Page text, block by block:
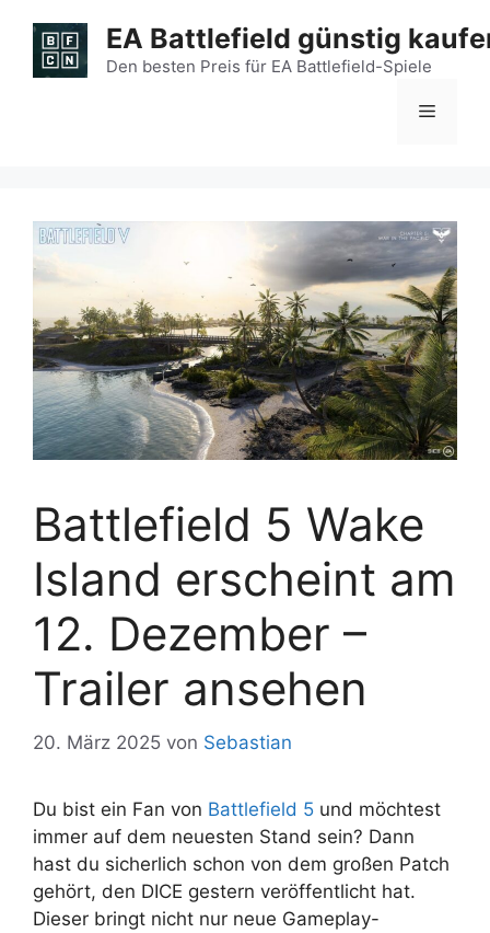
Inhalt
springen
EA Battlefield günstig
Den besten Preis für EA Battlefield-Spiele
Menü
Battlefield 5 Wake
Island erscheint am
12. Dezember –
Trailer ansehen
20. März 2025 von Sebastian
Du bist ein Fan von Battlefield 5 und möchtest
immer auf dem neuesten Stand sein? Dann
hast du sicherlich schon von dem großen Patch
gehört, den DICE gestern veröffentlicht hat.
Dieser bringt nicht nur neue Gameplay-